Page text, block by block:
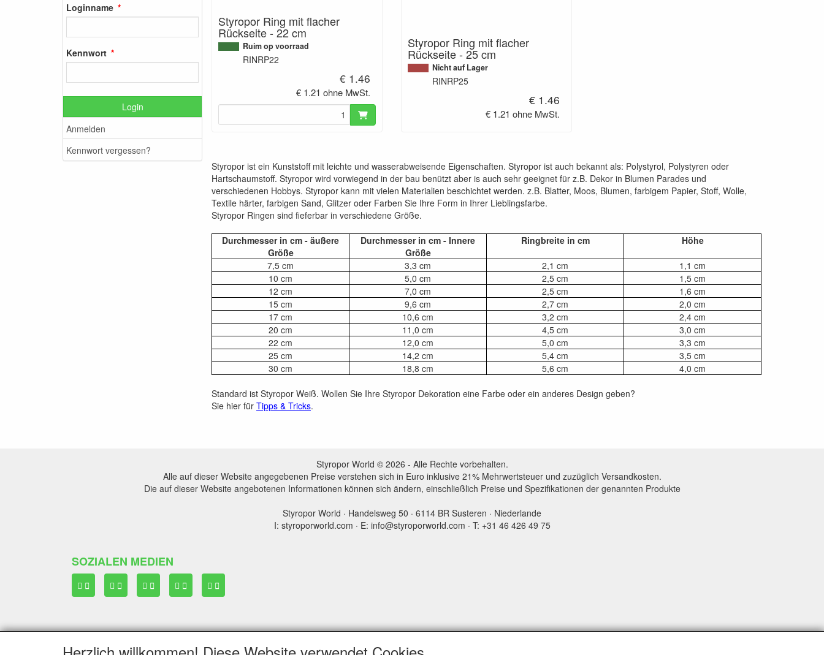
Loginname
Kennwort
Login
Anmelden
Kennwort vergessen?
Styropor Ring mit flacher
Rückseite - 22 cm
Ruim op voorraad
RINRP22
€ 1.46
€ 1.21 ohne MwSt.
Styropor Ring mit flacher
Rückseite - 25 cm
Nicht auf Lager
RINRP25
€ 1.46
€ 1.21 ohne MwSt.
Styropor ist ein Kunststoff mit leichte und wasserabweisende Eigenschaften. Styropor ist auch bekannt als: Polystyrol, Polystyren oder
Hartschaumstoff. Styropor wird vorwiegend in der bau benützt aber is auch sehr geeignet für z.B. Dekor in Blumen Parades und
verschiedenen Hobbys. Styropor kann mit vielen Materialien beschichtet werden. z.B. Blatter, Moos, Blumen, farbigem Papier, Stoff, Wolle,
Textile härter, farbigen Sand, Glitzer oder Farben Sie Ihre Form in Ihrer Lieblingsfarbe.
Styropor Ringen sind fieferbar in verschiedene Größe.
Durchmesser in cm - äußere
Größe
Durchmesser in cm - Innere
Größe
Ringbreite in cm Höhe
7,5 cm 3,3 cm 2,1 cm
1,1 cm
10 cm
5,0 cm 2,5 cm
1,5 cm
12 cm
7,0 cm 2,5 cm
1,6 cm
15 cm
9,6 cm 2,7 cm
2,0 cm
17 cm
10,6 cm 3,2 cm
2,4 cm
20 cm
11,0 cm 4,5 cm
3,0 cm
22 cm
12,0 cm 5,0 cm
3,3 cm
25 cm
14,2 cm 5,4 cm
3,5 cm
30 cm
18,8 cm 5,6 cm 4,0 cm
Standard ist Styropor Weiß. Wollen Sie Ihre Styropor Dekoration eine Farbe oder ein anderes Design geben?
Sie hier für Tipps & Tricks.
Styropor World © 2026 - Alle Rechte vorbehalten.
Alle auf dieser Website angegebenen Preise verstehen sich in Euro inklusive 21% Mehrwertsteuer und zuzüglich Versandkosten.
Die auf dieser Website angebotenen Informationen können sich ändern, einschließlich Preise und Spezifikationen der genannten Produkte
Styropor World · Handelsweg 50 · 6114 BR Susteren · Niederlande
I: styroporworld.com · E: info@styroporworld.com · T: +31 46 426 49 75
SOZIALEN MEDIEN